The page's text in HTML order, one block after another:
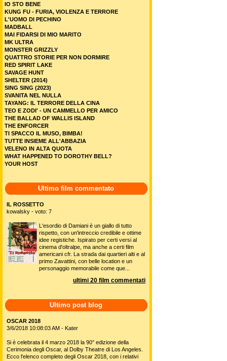
IO STO BENE
KUNG FU - FURIA, VIOLENZA E TERRORE
L'UOMO DI PECHINO
MADBALL
MAI FIDARSI DI MIO MARITO
MK ULTRA
MONSTER GRIZZLY
QUATTRO STORIE PER NON DORMIRE
RED SPIRIT LAKE
SAVAGE HUNT
SHELTER (2014)
SING SING (2023)
SVANITA NEL NULLA
TAYANG: IL TERRORE DELLA CINA
TEO E ZODI' - UN CAMMELLO PER AMICO
THE BALLAD OF WALLIS ISLAND
THE ENFORCER
TI SPACCO IL MUSO, BIMBA!
TUTTE INSIEME ALL'ABBAZIA
VELENO IN ALTA QUOTA
WHAT HAPPENED TO DOROTHY BELL?
YOUR HOST
Ultimo film commentato
IL ROSSETTO
kowalsky - voto: 7
L'esordio di Damiani è un giallo di tutto
rispetto, con un'intreccio credibile e ottime
idee registiche. Ispirato per certi versi al
cinema d'oltralpe, ma anche a certi film
americani cfr. La strada dai quartieri alti e al
primo Zavattini, con belle location e un
personaggio memorabile come que...
ultimi 20 film commentati
Ultimo post blog
OSCAR 2018
3/6/2018 10:08:03 AM - Kater
Si è celebrata il 4 marzo 2018 la 90° edizione della
Cerimonia degli Oscar, al Dolby Theatre di Los Angeles.
Ecco l'elenco completo degli Oscar 2018, con i relativi